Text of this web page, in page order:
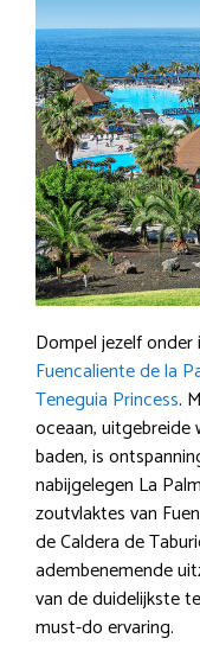
Dompel jezelf
Fuencaliente de la
Teneguia Princess.
oceaan, uitgebreide
baden, is
nabijgelegen La
zoutvlaktes van
de Caldera de
adembenemende
van de duidelijkste
must-do ervaring.